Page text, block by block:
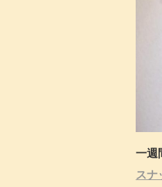
一週
スナ